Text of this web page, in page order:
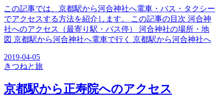
この記事では、京都駅から河合神社へ電車・バス・タクシー
でアクセスする方法を紹介します。 この記事の目次 河合神
社へのアクセス（最寄り駅・バス停） 河合神社の場所・地
図 京都駅から河合神社へ電車で行く 京都駅から河合神社へ
2019-04-05
きつねと旅
京都駅から正寿院へのアクセス